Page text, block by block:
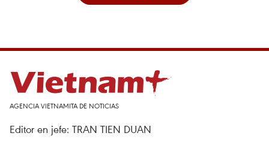
AGENCIA VIETNAMITA DE NOTICIAS
Editor en jefe: TRAN TIEN DUAN